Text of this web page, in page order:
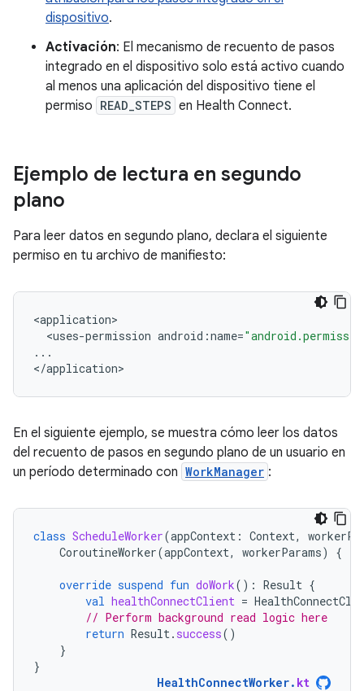
dispositivo.
Activación: El mecanismo de recuento de pasos
integrado en el dispositivo solo está activo cuando
al menos una aplicación del dispositivo tiene el
permiso READ_STEPS en Health Connect.
Ejemplo de lectura en segundo
plano
Para leer datos en segundo plano, declara el siguiente
permiso en tu archivo de manifiesto:
<application
<uses-permission android :name=
...
</application
En el siguiente ejemplo, se muestra cómo leer los datos
del recuento de pasos en segundo plano de un usuario en
un período determinado con WorkManager :
class ScheduleWorker(appContext : Context,
CoroutineWorker(appContext, workerParams) {
override suspend fun doWork(): Result {
val healthConnectClient =
// Perform background read logic here
return Result. success()
}
}
HealthConnectWorker. kt